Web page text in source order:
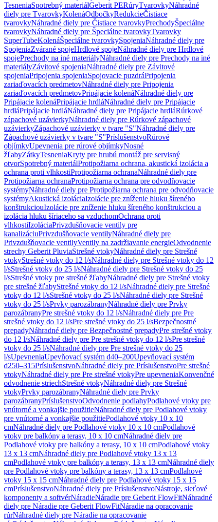
TesneniaSpotrebný materiálGeberit PERúryTvarovkyNáhradné
diely pre TvarovkyKolenáOdbočkyRedukcieČistiace
tvarovkyNáhradné diely pre Čistiace tvarovkyPrechodyŠpeciálne
tvarovkyNáhradné diely pre Špeciálne tvarovkyTvarovky
SuperTubeKolenáŠpeciálne tvarovkySpojeniaNáhradné diely pre
SpojeniaZvárané spojeHrdlové spojeNáhradné diely pre Hrdlové
spojePrechody na iné materiályNáhradné diely pre Prechody na iné
materiályZávitové spojeniaNáhradné diely pre Závitové
spojeniaPripojenia spojeniaSpojovacie puzdráPripojenia
zariaďovacích predmetovNáhradné diely pre Pripojenia
zariaďovacích predmetovPripájacie kolenáNáhradné diely pre
Pripájacie kolenáPripájacie hrdláNáhradné diely pre Pripájacie
hrdláPripájacie hrdláNáhradné diely pre Pripájacie hrdláRúrkové
zápachové uzávierkyNáhradné diely pre Rúrkové zápachové
uzávierkyZápachové uzávierky v tvare "S"Náhradné diely pre
Zápachové uzávierky v tvare "S"PríslušenstvoRúrové
objímkyUpevnenia pre rúrové objímkyNosné
žľabyZátkyTesneniaKryty pre hrubú montáž pre servisný
otvorSpotrebný materiálProtipožiarna ochrana, akustická izolácia a
ochrana proti vlhkostiProtipožiarna ochranaNáhradné diely pre
Protipožiarna ochranaProtipožiarna ochrana pre odvodňovacie
systémyNáhradné diely pre Protipožiarna ochrana pre odvodňovacie
systémyAkustická izoláciaIzolácie pre zníženie hluku šíreného
konštrukciouIzolácie pre zníženie hluku šíreného konštrukciou a
izolácia hluku šíriaceho sa vzduchomOchrana proti
vlhkostiIzoláciaPrivzdušňovacie ventily pre
kanalizáciuPrivzdušňovacie ventilyNáhradné diely pre
Privzdušňovacie ventilyVentily na zadržiavanie energieOdvodnenie
strechy Geberit PluviaStrešné vtokyNáhradné diely pre Strešné
vtokyStrešné vtoky do 12 l/sNáhradné diely pre Strešné vtoky do 12
l/sStrešné vtoky do 25 l/sNáhradné diely pre Strešné vtoky do 25
l/sStrešné vtoky pre strešné žľabyNáhradné diely pre Strešné vtoky
pre strešné žľabyStrešné vtoky do 12 l/sNáhradné diely pre Strešné
vtoky do 12 l/sStrešné vtoky do 25 l/sNáhradné diely pre Strešné
vtoky do 25 l/sPrvky parozábranyNáhradné diely pre Prvky
parozábranyPre strešné vtoky do 12 l/sNáhradné diely pre Pre
strešné vtoky do 12 l/sPre strešné vtoky do 25 l/sBezpečnostné
prepadyNáhradné diely pre Bezpečnostné prepadyPre strešné vtoky
do 12 l/sNáhradné diely pre Pre strešné vtoky do 12 l/sPre strešné
vtoky do 25 l/sNáhradné diely pre Pre strešné vtoky do 25
l/sUpevneniaUpevňovací systém d40–200Upevňovací systém
d250–315PríslušenstvoNáhradné diely pre PríslušenstvoPre strešné
vtokyNáhradné diely pre Pre strešné vtokyPre upevneniaKonvenčné
odvodnenie striechStrešné vtokyNáhradné diely pre Strešné
vtokyPrvky parozábranyNáhradné diely pre Prvky
parozábranyPríslušenstvoOdvodnenie podlahyPodlahové vtoky pre
vnútorné a vonkajšie použitieNáhradné diely pre Podlahové vtoky
pre vnútorné a vonkajšie použitiePodlahové vtoky 10 x 10
cmNáhradné diely pre Podlahové vtoky 10 x 10 cmPodlahové
vtoky pre balkóny a terasy, 10 x 10 cmNáhradné diely pre
Podlahové vtoky pre balkóny a terasy, 10 x 10 cmPodlahové vtoky
13 x 13 cmNáhradné diely pre Podlahové vtoky 13 x 13
cmPodlahové vtoky pre balkóny a terasy, 13 x 13 cmNáhradné diely
pre Podlahové vtoky pre balkóny a terasy, 13 x 13 cmPodlahové
vtoky 15 x 15 cmNáhradné diely pre Podlahové vtoky 15 x 15
cmPríslušenstvoNáhradné diely pre PríslušenstvoNástroje, sieťové
komponenty a softvérNáradieNáradie pre Geberit FlowFitNáhradné
diely pre Náradie pre Geberit FlowFitNáradie na opracovanie
rúrNáhradné diely pre Náradie na opracovanie